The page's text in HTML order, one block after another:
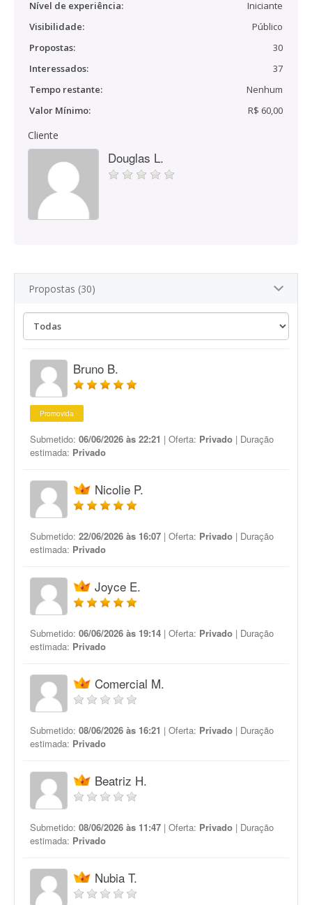
Nível de experiência:
Iniciante
Visibilidade:
Público
Propostas:
30
Interessados:
37
Tempo restante:
Nenhum
Valor Mínimo:
R$ 60,00
Cliente
Douglas L.
Propostas (30)
Bruno B.
Promovida
Submetido: 06/06/2026 às 22:21 | Oferta: Privado | Duração
estimada: Privado
Nicolie P.
Submetido: 22/06/2026 às 16:07 | Oferta: Privado | Duração
estimada: Privado
Joyce E.
Submetido: 06/06/2026 às 19:14 | Oferta: Privado | Duração
estimada: Privado
Comercial M.
Submetido: 08/06/2026 às 16:21 | Oferta: Privado | Duração
estimada: Privado
Beatriz H.
Submetido: 08/06/2026 às 11:47 | Oferta: Privado | Duração
estimada: Privado
Nubia T.